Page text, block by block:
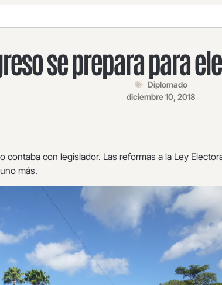
se prepara para
Diplomado
diciembre 10, 2018
contaba con legislador. Las reformas a la Ley
más.